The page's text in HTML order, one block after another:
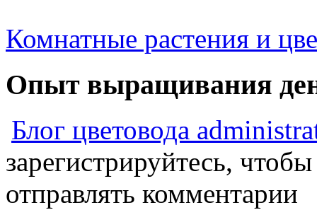
Комнатные растения и
Опыт выращивания
Блог цветовода
зарегистрируйтесь,
отправлять комментарии